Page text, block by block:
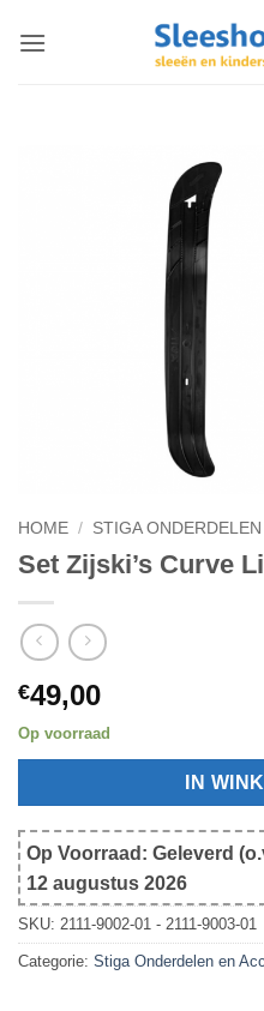
naar
HOME / STIGA
Set Zijski’s Curve
€49,00
Op voorraad
IN
Op Voorraad: Geleverd
12 augustus 2026
SKU: 2111-9002-01 - 2111-9003-01
Categorie: Stiga Onderdelen en